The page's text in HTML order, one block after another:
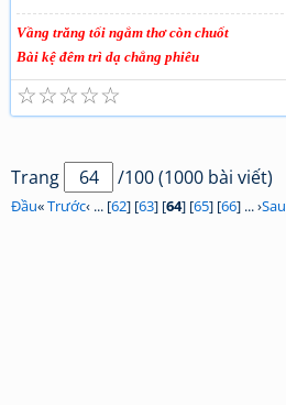
Vầng trăng tối ngắm thơ còn chuốt
Bài kệ đêm trì dạ chẳng phiêu
☆
☆
☆
☆
☆
Trang /100 (1000 bài viết)
Đầu«Trước‹ ... [62] [63] [64] [65] [66] ... ›Sau